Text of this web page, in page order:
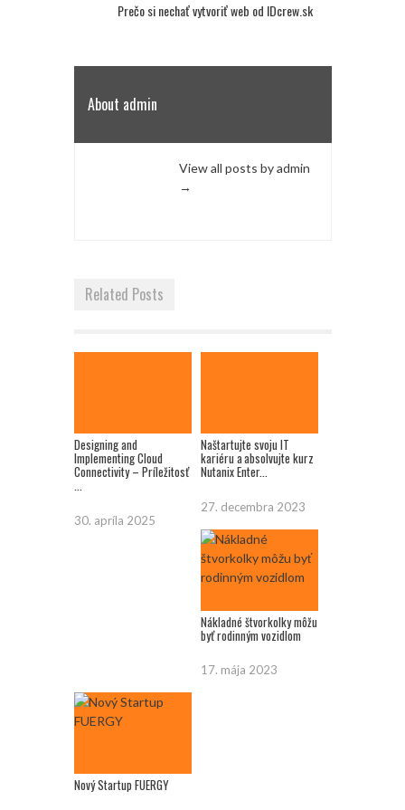
Prečo si nechať vytvoriť web od IDcrew.sk
About admin
View all posts by admin
→
Related Posts
Designing and
Implementing Cloud
Connectivity – Príležitosť
30. apríla 2025
Naštartujte svoju IT
kariéru a absolvujte kurz
Nutanix Enter...
27. decembra 2023
Nákladné štvorkolky môžu
byť rodinným vozidlom
17. mája 2023
Nový Startup FUERGY